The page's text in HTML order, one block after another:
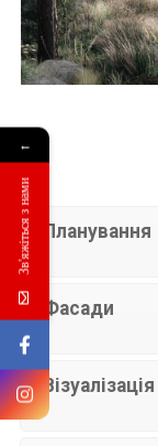
Планування
Фасади
Візуалізація
←
Зв'яжіться з нами